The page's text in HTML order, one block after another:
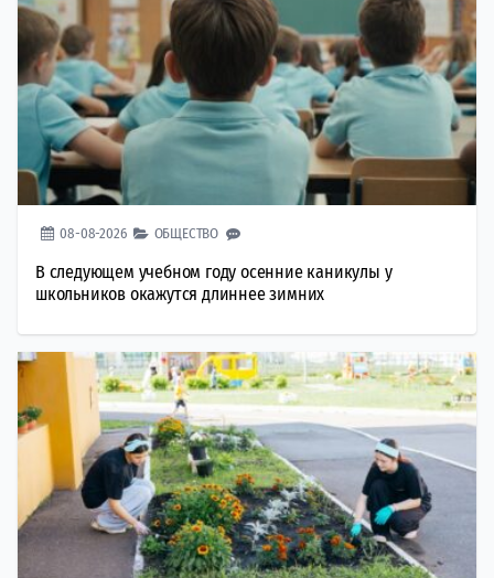
08-08-2026 ОБЩЕСТВО
В следующем учебном году осенние каникулы у
школьников окажутся длиннее зимних